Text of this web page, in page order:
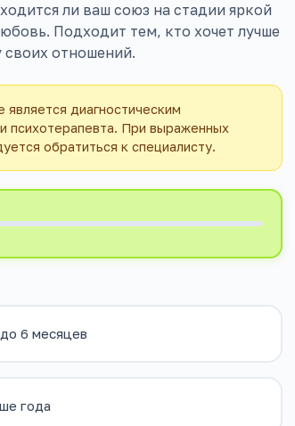
ли ваш союз на стадии яркой
Подходит тем, кто хочет лучше
своих отношений.
диагностическим
психотерапевта. При выраженных
обратиться к специалисту.
6 месяцев
года